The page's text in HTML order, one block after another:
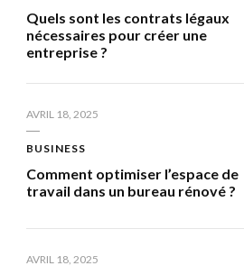
Quels sont les contrats légaux
nécessaires pour créer une
entreprise ?
AVRIL 18, 2025
BUSINESS
Comment optimiser l’espace de
travail dans un bureau rénové ?
AVRIL 18, 2025